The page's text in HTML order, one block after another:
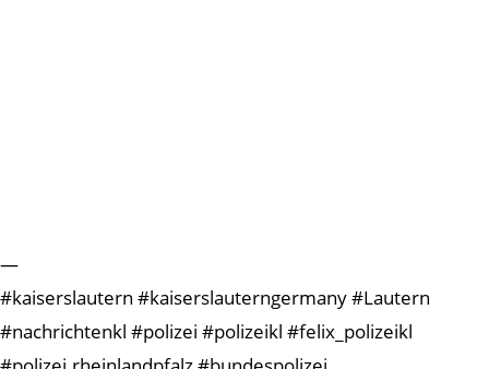
—
#kaiserslautern #kaiserslauterngermany #Lautern
#nachrichtenkl #polizei #polizeikl #felix_polizeikl